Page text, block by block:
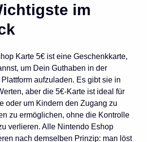
im
Karte 5€ ist eine Geschenkkarte,
um Dein Guthaben in der
aufzuladen. Es gibt sie in
aber die 5€-Karte ist ideal für
oder um Kindern den Zugang zu
zu ermöglichen, ohne die Kontrolle
verlieren. Alle Nintendo Eshop
nach demselben Prinzip: man löst